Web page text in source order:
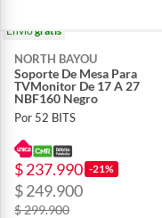
Envíogratis
NORTH BAYOU
Soporte De Mesa Para
TVMonitor De 17 A 27
NBF160 Negro
Por 52 BITS
$ 237.990 -21%
$ 249.900
$ 299.900